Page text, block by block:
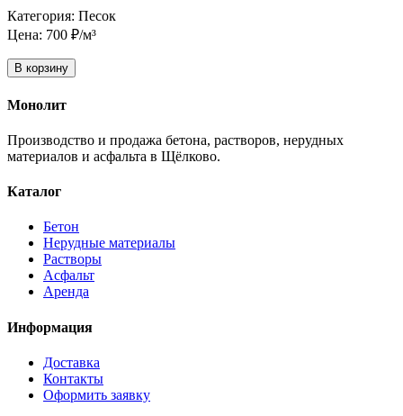
Категория: Песок
Цена: 700 ₽/м³
В корзину
Монолит
Производство и продажа бетона, растворов, нерудных
материалов и асфальта в Щёлково.
Каталог
Бетон
Нерудные материалы
Растворы
Асфальт
Аренда
Информация
Доставка
Контакты
Оформить заявку